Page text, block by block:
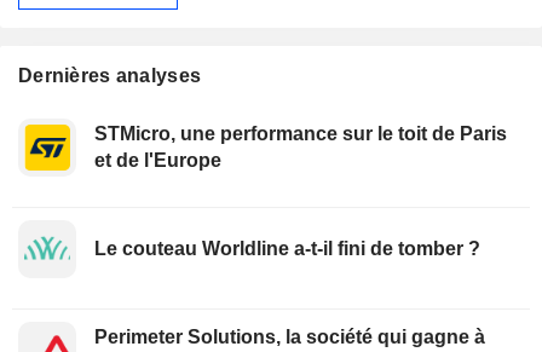
Dernières analyses
STMicro, une performance sur le toit de Paris
et de l'Europe
Le couteau Worldline a-t-il fini de tomber ?
Perimeter Solutions, la société qui gagne à